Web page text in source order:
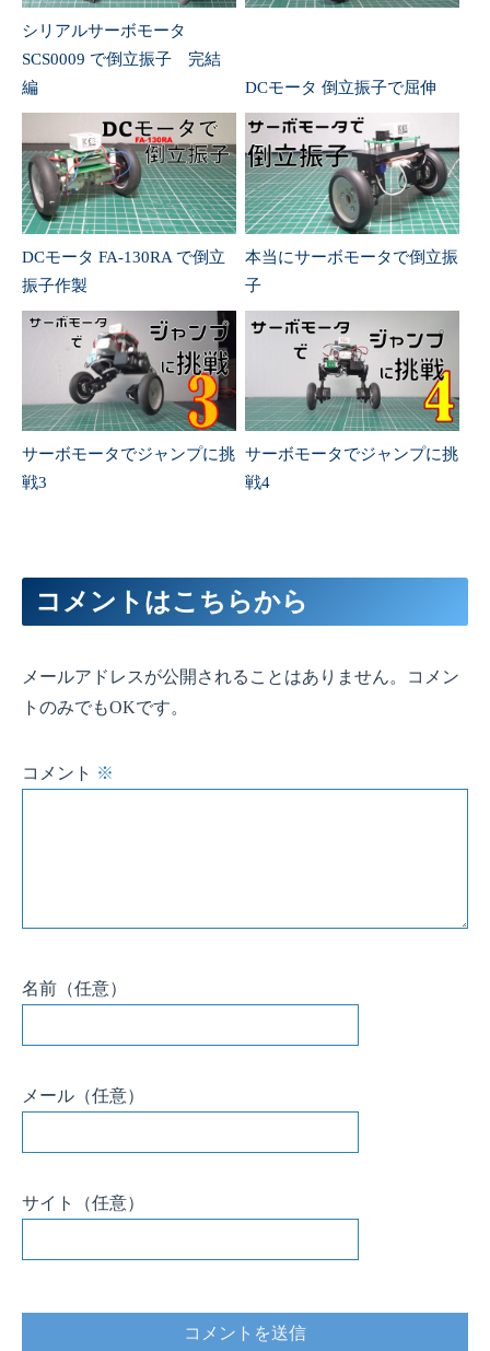
シリアルサーボモータ
SCS0009 で倒立振子 完結
編
DCモータ 倒立振子で屈伸
DCモータ FA-130RA で倒立
振子作製
本当にサーボモータで倒立振
子
サーボモータでジャンプに挑
戦3
サーボモータでジャンプに挑
戦4
コメントはこちらから
メールアドレスが公開されることはありません。コメン
トのみでもOKです。
コメント ※
名前 （任意）
メール （任意）
サイト （任意）